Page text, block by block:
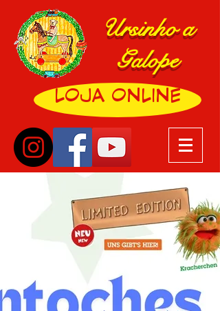
Ursinho a
Galope
LOJA ONLINE